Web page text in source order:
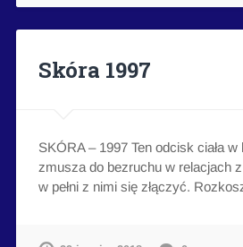
Skóra 1997
SKÓRA – 1997 Ten odcisk ciała
zmusza do bezruchu w relacjach
w pełni z nimi się złączyć.